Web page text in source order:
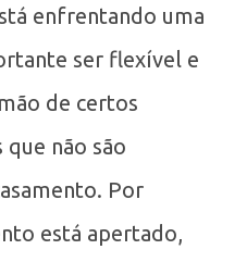
enfrentando uma
ser flexível e
de certos
não são
Por
está apertado,